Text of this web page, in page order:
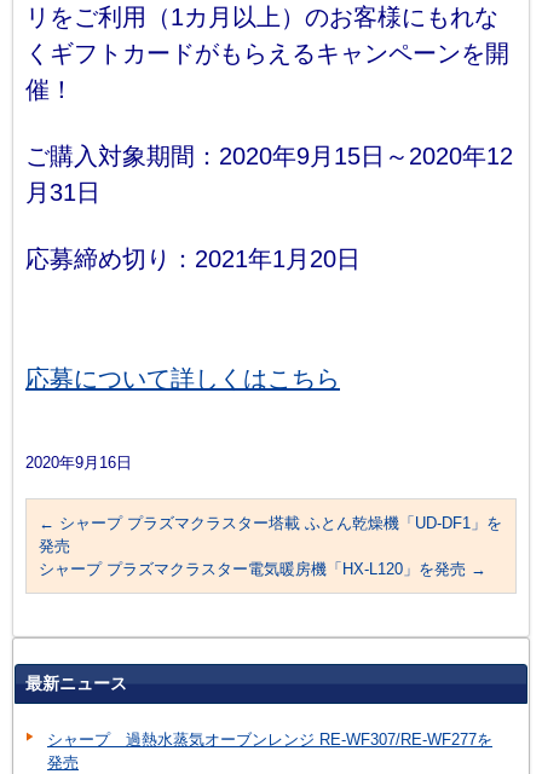
リをご利用（1カ月以上）のお客様にもれな
くギフトカードがもらえるキャンペーンを開
催！
ご購入対象期間：2020年9月15日～2020年12
月31日
応募締め切り：2021年1月20日
応募について詳しくはこちら
2020年9月16日
← シャープ プラズマクラスター塔載 ふとん乾燥機「UD-DF1」を
発売
シャープ プラズマクラスター電気暖房機「HX-L120」を発売 →
最新ニュース
シャープ 過熱水蒸気オーブンレンジ RE-WF307/RE-WF277を
発売